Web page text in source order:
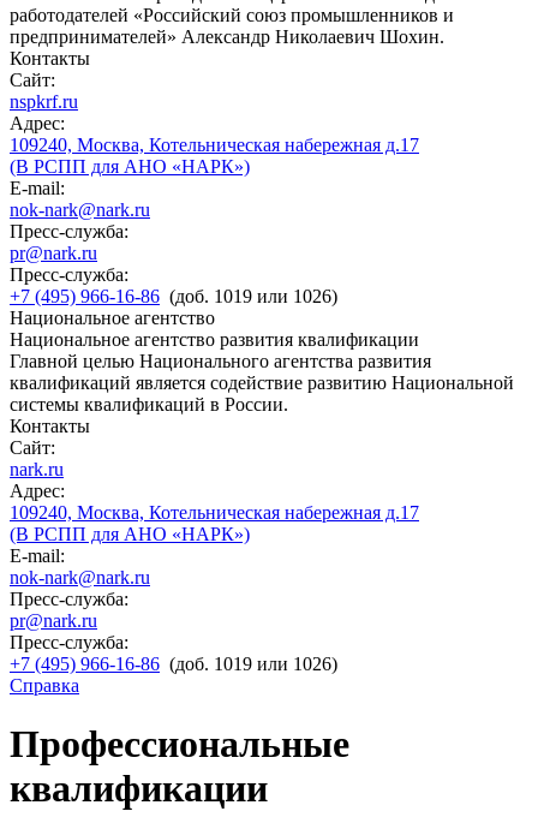
работодателей «Российский союз промышленников и
предпринимателей» Александр Николаевич Шохин.
Контакты
Сайт:
nspkrf.ru
Адрес:
109240, Москва, Котельническая набережная д.17
(В РСПП для АНО «НАРК»)
E-mail:
nok-nark@nark.ru
Пресс-служба:
pr@nark.ru
Пресс-служба:
+7 (495) 966-16-86 (доб. 1019 или 1026)
Национальное агентство
Национальное агентство развития квалификации
Главной целью Национального агентства развития
квалификаций является содействие развитию Национальной
системы квалификаций в России.
Контакты
Сайт:
nark.ru
Адрес:
109240, Москва, Котельническая набережная д.17
(В РСПП для АНО «НАРК»)
E-mail:
nok-nark@nark.ru
Пресс-служба:
pr@nark.ru
Пресс-служба:
+7 (495) 966-16-86 (доб. 1019 или 1026)
Справка
Профессиональные
квалификации